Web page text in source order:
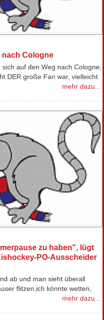
nach Cologne
auf den Weg nach Cologne,
DER große Fan war, vielleicht
mehr dazu...
zu haben", lügt
PO-Ausscheider
ab und man sieht überall
flitzen,ich könnte wetten,
mehr dazu...